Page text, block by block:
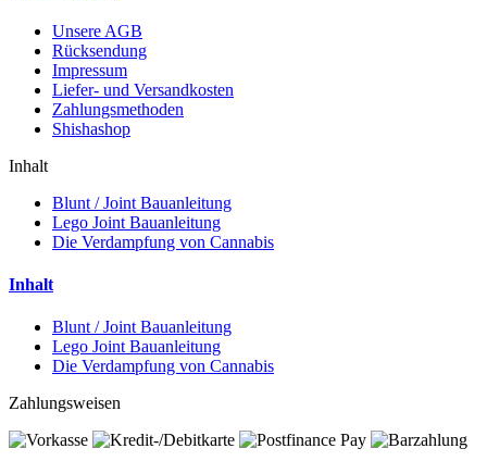
Unsere AGB
Rücksendung
Impressum
Liefer- und Versandkosten
Zahlungsmethoden
Shishashop
Inhalt
Blunt / Joint Bauanleitung
Lego Joint Bauanleitung
Die Verdampfung von Cannabis
Inhalt
Blunt / Joint Bauanleitung
Lego Joint Bauanleitung
Die Verdampfung von Cannabis
Zahlungsweisen